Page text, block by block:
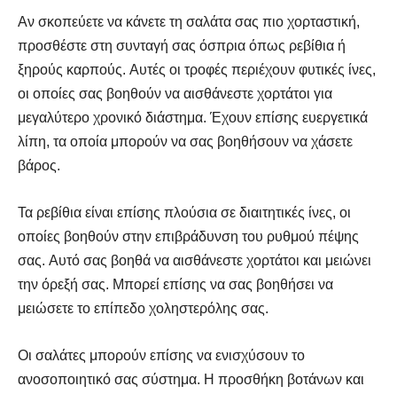
Αν σκοπεύετε να κάνετε τη σαλάτα σας πιο χορταστική,
προσθέστε στη συνταγή σας όσπρια όπως ρεβίθια ή
ξηρούς καρπούς. Αυτές οι τροφές περιέχουν φυτικές ίνες,
οι οποίες σας βοηθούν να αισθάνεστε χορτάτοι για
μεγαλύτερο χρονικό διάστημα. Έχουν επίσης ευεργετικά
λίπη, τα οποία μπορούν να σας βοηθήσουν να χάσετε
βάρος.
Τα ρεβίθια είναι επίσης πλούσια σε διαιτητικές ίνες, οι
οποίες βοηθούν στην επιβράδυνση του ρυθμού πέψης
σας. Αυτό σας βοηθά να αισθάνεστε χορτάτοι και μειώνει
την όρεξή σας. Μπορεί επίσης να σας βοηθήσει να
μειώσετε το επίπεδο χοληστερόλης σας.
Οι σαλάτες μπορούν επίσης να ενισχύσουν το
ανοσοποιητικό σας σύστημα. Η προσθήκη βοτάνων και